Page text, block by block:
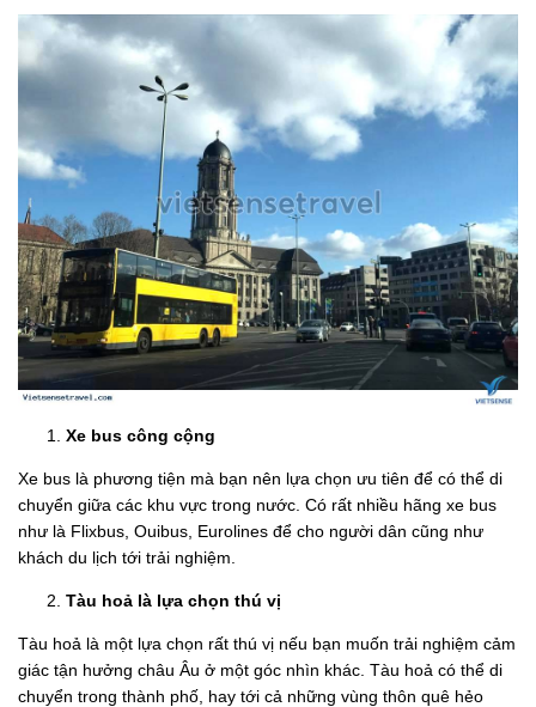
Xe bus công cộng
Xe bus là phương tiện mà bạn nên lựa chọn ưu tiên để có thể di
chuyển giữa các khu vực trong nước. Có rất nhiều hãng xe bus
như là Flixbus, Ouibus, Eurolines để cho người dân cũng như
khách du lịch tới trải nghiệm.
Tàu hoả là lựa chọn thú vị
Tàu hoả là một lựa chọn rất thú vị nếu bạn muốn trải nghiệm cảm
giác tận hưởng châu Âu ở một góc nhìn khác. Tàu hoả có thể di
chuyển trong thành phố, hay tới cả những vùng thôn quê hẻo